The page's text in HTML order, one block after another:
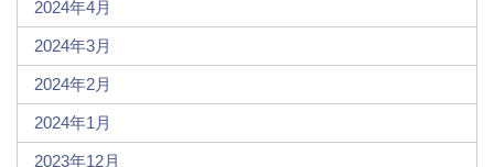
2024年4月
2024年3月
2024年2月
2024年1月
2023年12月